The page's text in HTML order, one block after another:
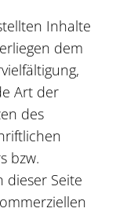
Inhalte
dem
Art der
des
bzw.
dieser Seite